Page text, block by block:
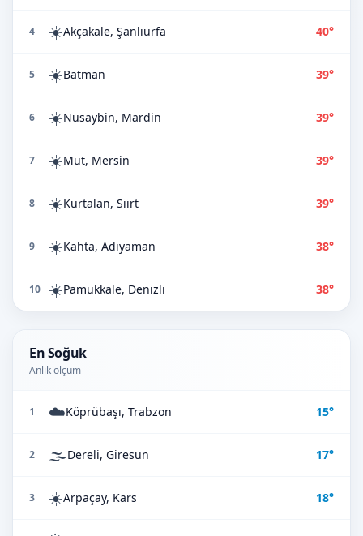
4 ☀️Akçakale, Şanlıurfa 40°
5 ☀️Batman 39°
6 ☀️Nusaybin, Mardin 39°
7 ☀️Mut, Mersin 39°
8 ☀️Kurtalan, Siirt 39°
9 ☀️Kahta, Adıyaman 38°
10 ☀️Pamukkale, Denizli 38°
En Soğuk
Anlık ölçüm
1 ☁️Köprübaşı, Trabzon 15°
2 🌫️Dereli, Giresun 17°
3 ☀️Arpaçay, Kars 18°